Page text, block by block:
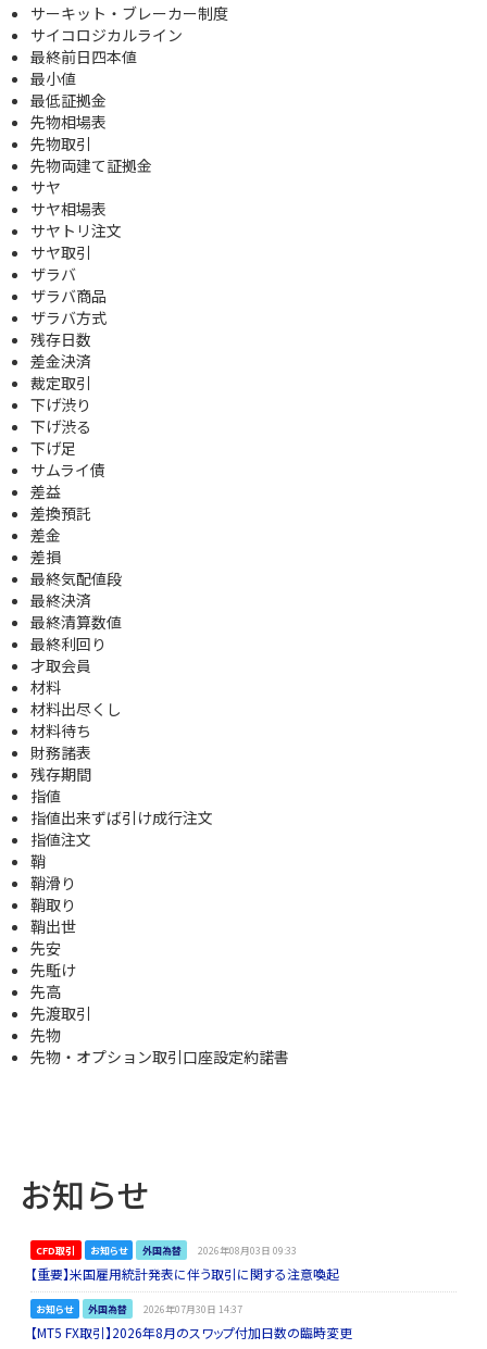
サーキット・ブレーカー制度
サイコロジカルライン
最終前日四本値
最小値
最低証拠金
先物相場表
先物取引
先物両建て証拠金
サヤ
サヤ相場表
サヤトリ注文
サヤ取引
ザラバ
ザラバ商品
ザラバ方式
残存日数
差金決済
裁定取引
下げ渋り
下げ渋る
下げ足
サムライ債
差益
差換預託
差金
差損
最終気配値段
最終決済
最終清算数値
最終利回り
才取会員
材料
材料出尽くし
材料待ち
財務諸表
残存期間
指値
指値出来ずば引け成行注文
指値注文
鞘
鞘滑り
鞘取り
鞘出世
先安
先駈け
先高
先渡取引
先物
先物・オプション取引口座設定約諾書
お知らせ
CFD取引 お知らせ 外国為替 2026年08月03日 09:33
【重要】米国雇用統計発表に伴う取引に関する注意喚起
お知らせ 外国為替 2026年07月30日 14:37
【MT5 FX取引】2026年8月のスワップ付加日数の臨時変更